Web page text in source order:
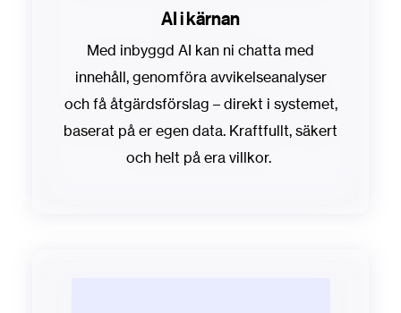
AI i kärnan
Med inbyggd AI kan ni chatta med
innehåll, genomföra avvikelseanalyser
och få åtgärdsförslag – direkt i systemet,
baserat på er egen data. Kraftfullt, säkert
och helt på era villkor.